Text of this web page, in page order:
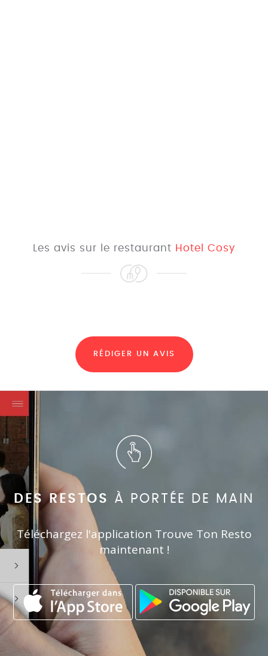
Les avis sur le restaurant Hotel Cosy
RÉDIGER UN AVIS
DES RESTOS À PORTÉE DE MAIN
Téléchargez l'application Trouve Ton Resto
maintenant !